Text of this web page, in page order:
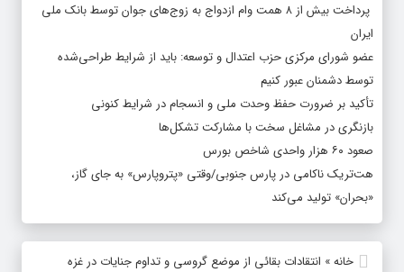
پرداخت بیش از ۸ همت وام ازدواج به زوج‌های جوان توسط بانک ملی
ایران
عضو شورای مرکزی حزب اعتدال و توسعه: باید از شرایط طراحی‌شده
توسط دشمنان عبور کنیم
تأکید بر ضرورت حفظ وحدت ملی و انسجام در شرایط کنونی
بازنگری در مشاغل سخت با مشارکت تشکل‌ها
صعود ۶۰ هزار واحدی شاخص بورس
هت‌تریک ناکامی در پارس جنوبی/وقتی «پتروپارس» به جای گاز،
«بحران» تولید می‌کند
خانه» انتقادات بقائی از موضع گروسی و تداوم جنایات در غزه